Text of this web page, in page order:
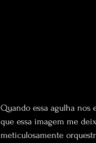
Quando essa agulha nos
que essa imagem me
meticulosamente